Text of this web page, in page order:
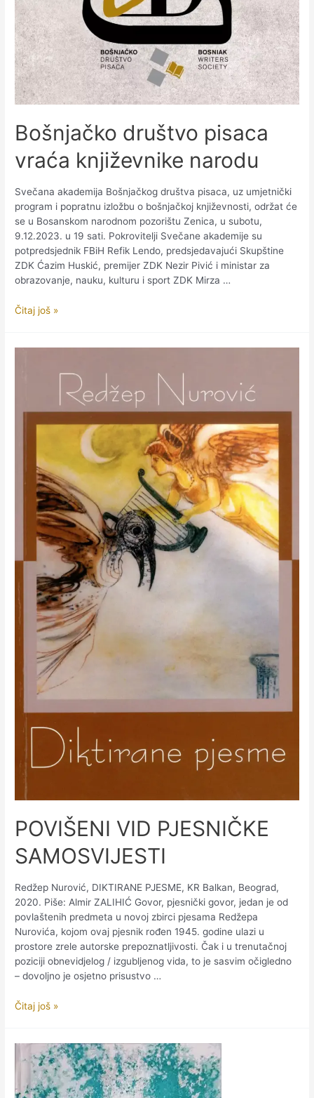
Bošnjačko društvo pisaca
vraća književnike narodu
Svečana akademija Bošnjačkog društva pisaca, uz umjetnički
program i popratnu izložbu o bošnjačkoj književnosti, održat će
se u Bosanskom narodnom pozorištu Zenica, u subotu,
9.12.2023. u 19 sati. Pokrovitelji Svečane akademije su
potpredsjednik FBiH Refik Lendo, predsjedavajući Skupštine
ZDK Ćazim Huskić, premijer ZDK Nezir Pivić i ministar za
obrazovanje, nauku, kulturu i sport ZDK Mirza …
Bošnjačko
Čitaj još »
POVIŠENI VID PJESNIČKE
SAMOSVIJESTI
Redžep Nurović, DIKTIRANE PJESME, KR Balkan, Beograd,
2020. Piše: Almir ZALIHIĆ Govor, pjesnički govor, jedan je od
povlaštenih predmeta u novoj zbirci pjesama Redžepa
Nurovića, kojom ovaj pjesnik rođen 1945. godine ulazi u
prostore zrele autorske prepoznatljivosti. Čak i u trenutačnoj
poziciji obnevidjelog / izgubljenog vida, to je sasvim očigledno
– dovoljno je osjetno prisustvo …
POVIŠENI
SAMOSVIJESTI
Čitaj još »